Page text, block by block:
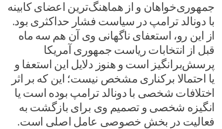
جمهوری‌خواهان و از هماهنگ‌ترین اعضای کابینه
با دونالد ترامپ در سیاست فشار حداکثری بود.
از این رو، استعفای ناگهانی وی آن هم سه ماه
قبل از انتخابات ریاست جمهوری آمریکا
پرسش‌برانگیز است و هنوز دلایل این استعفا و
یا احتمالا برکناری مشخص نیست؛ این که بر اثر
اختلافات شخصی با دونالد ترامپ بوده است یا
انگیزه شخصی و تصمیم وی برای بازگشت به
فعالیت در بخش خصوصی عامل اصلی است.